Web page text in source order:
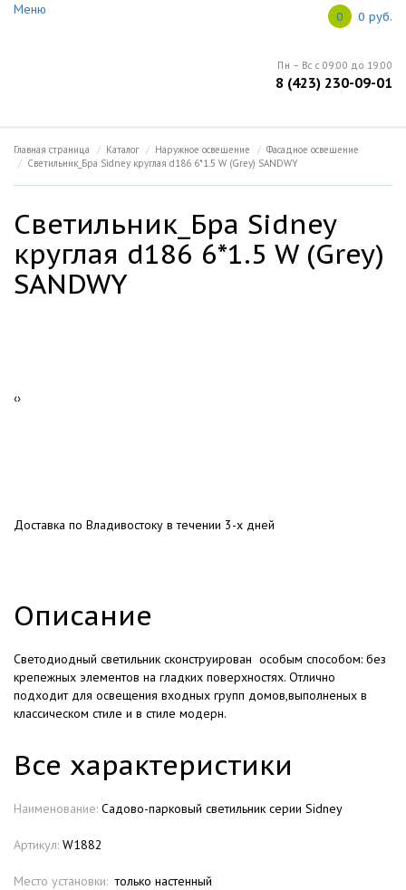
О продукции
5
Open submenu (Каталог)
Каталог
Новости
Ваш город: Владивосток
Меню 0 0 руб.
Пн – Вс с 09:00 до 19:00
8 (423) 230-09-01
Главная страница Каталог Наружное освещение
Фасадное освещение
Светильник_Бра Sidney круглая d186 6*1.5 W (Grey) SANDWY
Светильник_Бра Sidney
круглая d186 6*1.5 W (Grey)
SANDWY
‹›
Доставка по Владивостоку в течении 3-х дней
Описание
Светодиодный светильник сконструирован особым способом: без
крепежных элементов на гладких поверхностях. Отлично
подходит для освещения входных групп домов,выполненых в
классическом стиле и в стиле модерн.
Все характеристики
Наименование: Садово-парковый светильник серии Sidney
Артикул: W1882
Место установки: только настенный